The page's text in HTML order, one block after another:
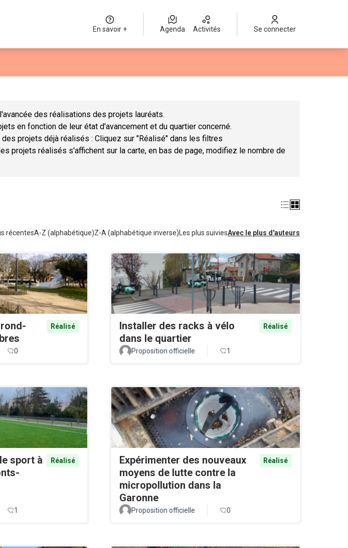
En savoir + Agenda Activités Se connecter
des réalisations des projets lauréats.
en fonction de leur état d'avancement et du quartier concerné.
projets déjà réalisés : Cliquez sur "Réalisé" dans les filtres
projets réalisés s'affichent sur la carte, en bas de page, modifiez le nombre de
récentesA-Z (alphabétique)Z-A (alphabétique inverse) Les plus suiviesAvec le plus d'auteurs
Réalisé
0
Installer des racks à vélo
dans le quartier
Réalisé
Proposition officielle 1
sport à
Réalisé
1
Expérimenter des nouveaux
moyens de lutte contre la
micropollution dans la
Garonne
Réalisé
Proposition officielle 0